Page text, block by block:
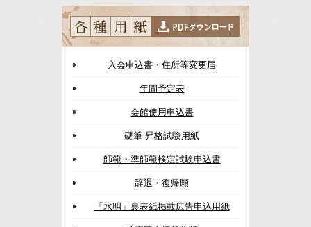
入会申込書・住所等変更届
年間予定表
会館使用申込書
硬筆 昇格試験用紙
師範・準師範検定試験申込書
辞退・復帰願
「水明」裏表紙掲載広告申込用紙